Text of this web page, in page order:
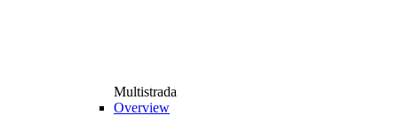
Multistrada
Overview